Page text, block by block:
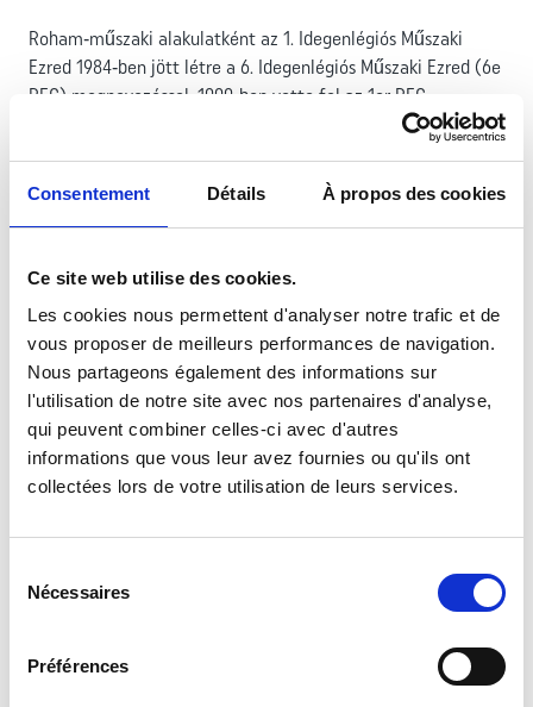
Consentement Détails À propos des cookies
Ce site web utilise des cookies.
Les cookies nous permettent d'analyser notre trafic et de
vous proposer de meilleurs performances de navigation.
Nous partageons également des informations sur
l'utilisation de notre site avec nos partenaires d'analyse,
qui peuvent combiner celles-ci avec d'autres
informations que vous leur avez fournies ou qu'ils ont
collectées lors de votre utilisation de leurs services.
Nécessaires
Préférences
Roham‑műszaki alakulatként az 1. Idegenlégiós Műszaki
Ezred 1984‑ben jött létre a 6. Idegenlégiós Műszaki Ezred (6e
REG) megnevezéssel. 1999‑ben vette fel az 1er REG
elnevezést, amikor a Légión belül létrehozták a második
biztosítása, az ellenmozgékonyság (az ellenség mozgásának
korlátozása) és a gyors telepítés támogatása. Emellett képes
végrehajtására is, különösen kétéltű műveletek keretében
Jelentős műveleti tapasztalat
2003‑ban és 2004‑ben az ezred Elefántcsontparton vett
részt a LICORNE műveleti elrendezésben alegységekkel,
REG Elefántcsontparton és Libanonban tevékenykedett, a
megerősített UNIFIL (FINUL) telepítéseinek előkészítéseként.
(Operational Mentoring and Liaison Team) csoportok és a
műszaki századok megerősítésére Afganisztánban. 2009